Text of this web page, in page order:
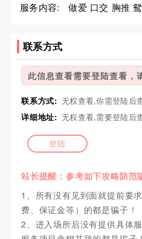
服务内容:
做爱 口交 胸推
联系方式
此信息查看需要登陆查看，
联系方式: 无权查看,你需登陆后
详细地址: 无权查看,需要登陆后
登陆
站长提醒：参考如下攻略防范
1、所有没有见到面就提前要
费、保证金等）的都是骗子！
2、进入场所后没有提供具体